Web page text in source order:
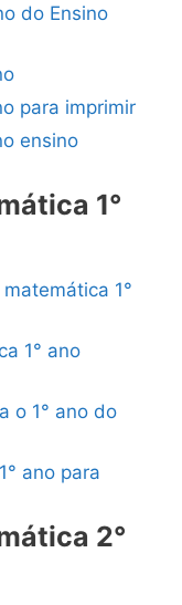
do Ensino
para imprimir
ensino
1°
1°
1° ano
o 1° ano do
ano para
2°